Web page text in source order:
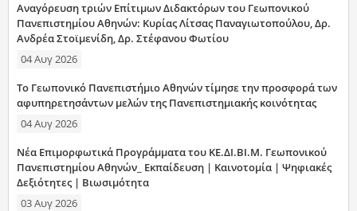
Αναγόρευση τριών Επίτιμων Διδακτόρων του Γεωπονικού
Πανεπιστημίου Αθηνών: Κυρίας Λίτσας Παναγιωτοπούλου, Δρ.
Ανδρέα Στοϊμενίδη, Δρ. Στέφανου Φωτίου
04 Αυγ 2026
Το Γεωπονικό Πανεπιστήμιο Αθηνών τίμησε την προσφορά των
αφυπηρετησάντων μελών της Πανεπιστημιακής κοινότητας
04 Αυγ 2026
Νέα Επιμορφωτικά Προγράμματα του ΚΕ.ΔΙ.ΒΙ.Μ. Γεωπονικού
Πανεπιστημίου Αθηνών_ Εκπαίδευση | Καινοτομία | Ψηφιακές
Δεξιότητες | Βιωσιμότητα
03 Αυγ 2026